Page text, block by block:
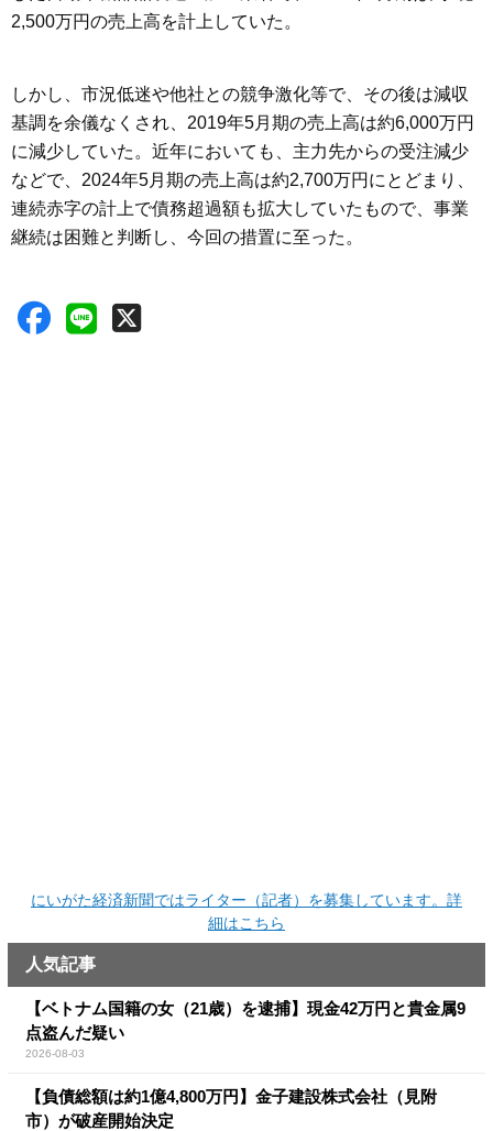
2,500万円の売上高を計上していた。
しかし、市況低迷や他社との競争激化等で、その後は減収
基調を余儀なくされ、2019年5月期の売上高は約6,000万円
に減少していた。近年においても、主力先からの受注減少
などで、2024年5月期の売上高は約2,700万円にとどまり、
連続赤字の計上で債務超過額も拡大していたもので、事業
継続は困難と判断し、今回の措置に至った。
にいがた経済新聞ではライター（記者）を募集しています。詳
細はこちら
人気記事
【ベトナム国籍の女（21歳）を逮捕】現金42万円と貴金属9
点盗んだ疑い
2026-08-03
【負債総額は約1億4,800万円】金子建設株式会社（見附
市）が破産開始決定